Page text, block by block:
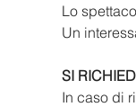
Lo
Un
SI
In caso di